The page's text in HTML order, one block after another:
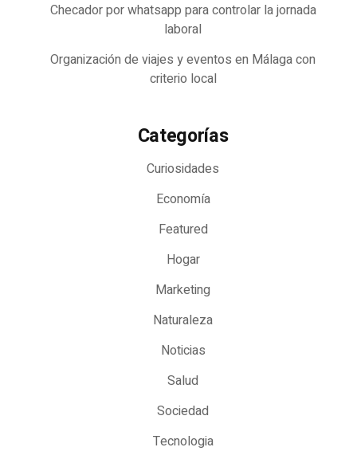
Checador por whatsapp para controlar la jornada
laboral
Organización de viajes y eventos en Málaga con
criterio local
Categorías
Curiosidades
Economía
Featured
Hogar
Marketing
Naturaleza
Noticias
Salud
Sociedad
Tecnologia